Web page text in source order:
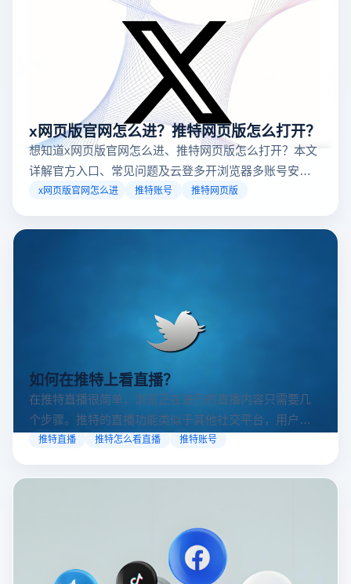
x网页版官网怎么进？推特网页版怎么打开？
想知道x网页版官网怎么进、推特网页版怎么打开？本文
详解官方入口、常见问题及云登多开浏览器多账号安全
访问方案，助你稳定登录高效运营。
x网页版官网怎么进 推特账号 推特网页版
如何在推特上看直播？
在推特直播很简单，浏览正在进行的直播内容只需要几
个步骤。推特的直播功能类似于其他社交平台，用户可
以通过关注自己喜欢的账号、浏览话题标签或查看实时
可以随时随地参与实时互动，无论是关注新闻事件、休
推特直播 推特怎么看直播 推特账号